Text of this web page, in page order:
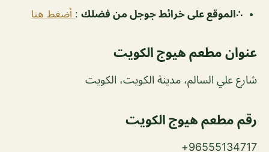
∴الموقع على خرائط جوجل من فضلك : أضغط هنا
عنوان مطعم هيوج الكويت
شارع علي السالم، مدينة الكويت، الكويت
رقم مطعم هيوج الكويت
96555134717+